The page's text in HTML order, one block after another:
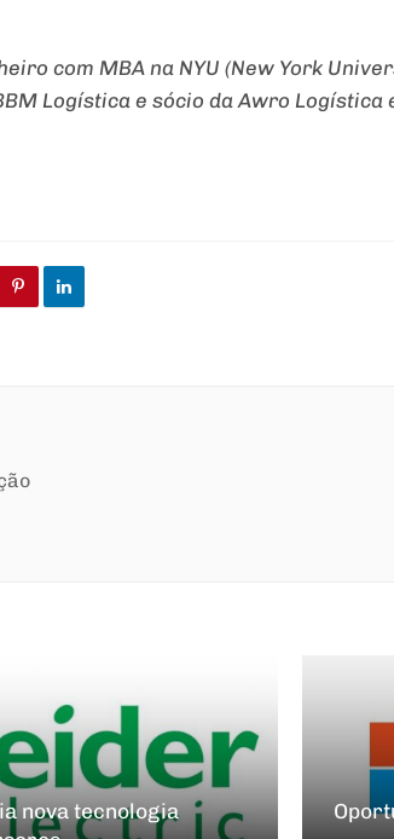
com MBA na NYU (New York
Logística e sócio da Awro Logística
nova tecnologia